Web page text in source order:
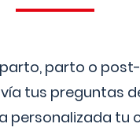
parto o
tus preguntas
tu